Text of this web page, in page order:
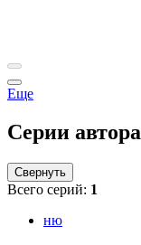
Еще
Серии автора
Свернуть
Всего серий: 1
ню